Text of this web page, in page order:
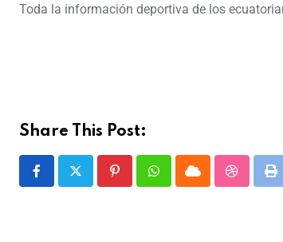
Toda la información deportiva de los
Share This Post: